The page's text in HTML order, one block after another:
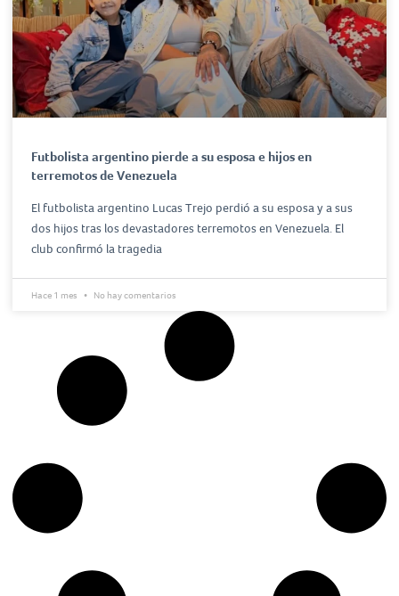
Futbolista argentino pierde a su esposa e hijos en
terremotos de Venezuela
El futbolista argentino Lucas Trejo perdió a su esposa y a sus
dos hijos tras los devastadores terremotos en Venezuela. El
club confirmó la tragedia
Hace 1 mes No hay comentarios